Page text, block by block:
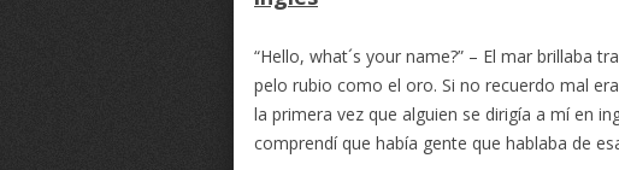
“Hello, what´s your name?” – El mar brillaba
pelo rubio como el oro. Si no recuerdo mal
la primera vez que alguien se dirigía a mí en
comprendí que había gente que hablaba de